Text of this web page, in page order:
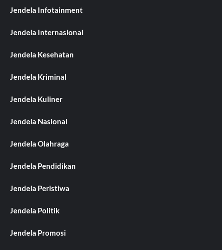
Jendela Infotainment
Jendela Internasional
Jendela Kesehatan
Jendela Kriminal
Jendela Kuliner
Jendela Nasional
Jendela Olahraga
Jendela Pendidikan
Jendela Peristiwa
Jendela Politik
Jendela Promosi